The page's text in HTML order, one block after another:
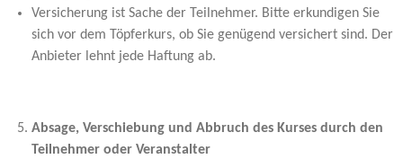
Versicherung ist Sache der Teilnehmer. Bitte erkundigen Sie
sich vor dem Töpferkurs, ob Sie genügend versichert sind. Der
Anbieter lehnt jede Haftung ab.
Absage, Verschiebung und Abbruch des Kurses durch den
Teilnehmer oder Veranstalter